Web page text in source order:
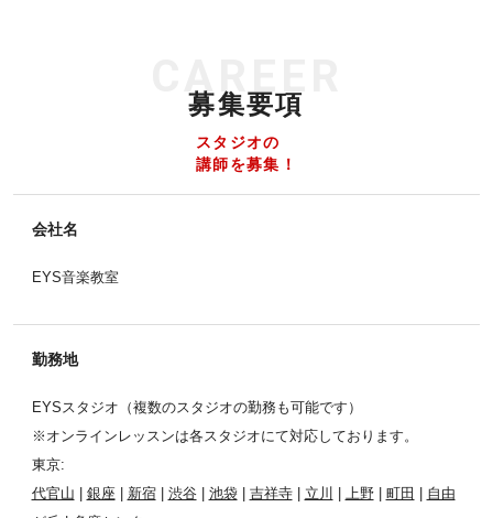
募集要項
CAREER
スタジオの
講師を募集！
会社名
EYS音楽教室
勤務地
EYSスタジオ（複数のスタジオの勤務も可能です）
※オンラインレッスンは各スタジオにて対応しております。
東京:
代官山 | 銀座| 新宿| 渋谷| 池袋| 吉祥寺| 立川 | 上野| 町田 | 自由